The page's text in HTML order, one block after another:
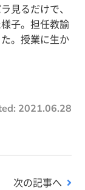
見るだけで、
子。担任教諭
。授業に生か
2021.06.28
次の記事へ